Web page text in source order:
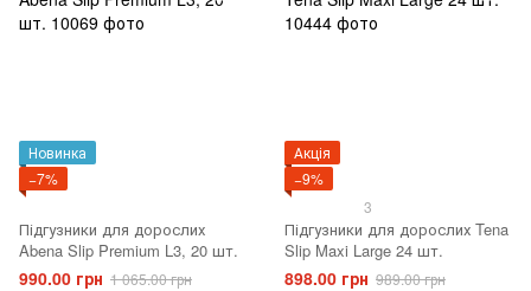
Новинка
−7%
Підгузники для дорослих
Abena Slip Premium L3, 20 шт.
990.00 грн 1 065.00 грн
Акція
−9%
3
Підгузники для дорослих Tena
Slip Maxi Large 24 шт.
898.00 грн 989.00 грн